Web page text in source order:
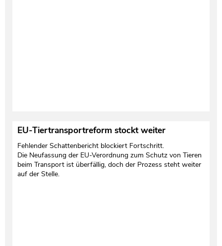
EU-Tiertransportreform stockt weiter
Fehlender Schattenbericht blockiert Fortschritt.
Die Neufassung der EU-Verordnung zum Schutz von Tieren
beim Transport ist überfällig, doch der Prozess steht weiter
auf der Stelle.